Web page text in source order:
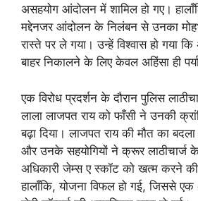
असहयोग आंदोलन में शामिल हो गए।
मद्देनजर आंदोलन के निलंबन से उनका
रास्ते पर ले गया। उन्हें विश्वास हो गया
बाहर निकालने के लिए केवल अहिंसा ही
एक विरोध प्रदर्शन के दौरान पुलिस
लाला लाजपत राय को फाँसी ने उनकी
बढ़ा दिया। लाजपत राय की मौत का
और उनके सहयोगियों ने क्रूर लाठीचार्ज के
अधिकारी जेम्स ए स्कॉट को खत्म करने की
हालाँकि, योजना विफल हो गई, जिससे एक